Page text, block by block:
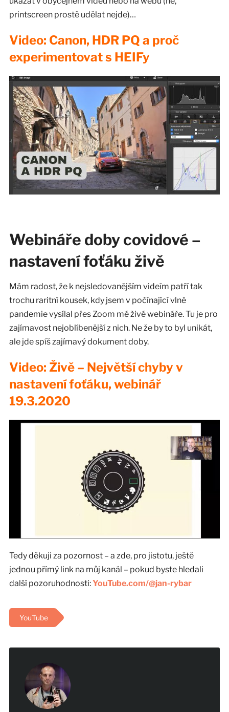
printscreen prostě udělat nejde)…
Video: Canon, HDR PQ a proč
experimentovat s HEIFy
Webináře doby covidové –
nastavení foťáku živě
Mám radost, že k nejsledovanějším videím patří tak
trochu raritní kousek, kdy jsem v počínající vlně
pandemie vysílal přes Zoom mé živé webináře. Tu je pro
zajímavost nejoblíbenější z nich. Ne že by to byl unikát,
ale jde spíš zajímavý dokument doby.
Video: Živě – Největší chyby v
nastavení foťáku, webinář
19.3.2020
Tedy děkuji za pozornost – a zde, pro jistotu, ještě
jednou přímý link na můj kanál – pokud byste hledali
další pozoruhodnosti:YouTube.com/@jan-rybar
YouTube